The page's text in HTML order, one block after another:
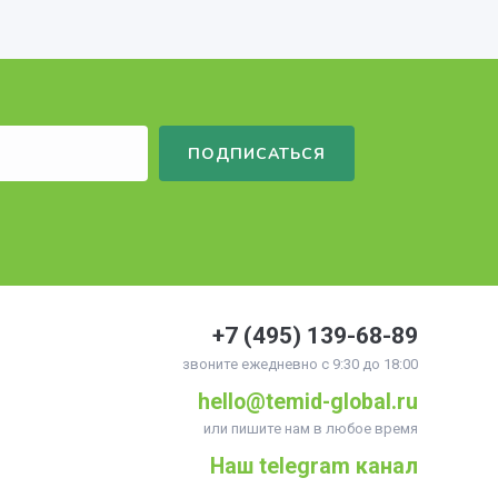
ПОДПИСАТЬСЯ
+7 (495) 139-68-89
звоните ежедневно с 9:30 до 18:00
hello@temid-global.ru
или пишите нам в любое время
Наш telegram канал